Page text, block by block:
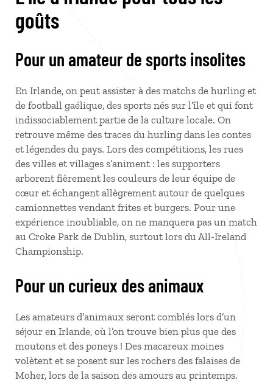
goûts
Pour un amateur de sports insolites
En Irlande, on peut assister à des matchs de hurling et
de football gaélique, des sports nés sur l’île et qui font
indissociablement partie de la culture locale. On
retrouve même des traces du hurling dans les contes
et légendes du pays. Lors des compétitions, les rues
des villes et villages s’animent : les supporters
arborent fièrement les couleurs de leur équipe de
cœur et échangent allègrement autour de quelques
camionnettes vendant frites et burgers. Pour une
expérience inoubliable, on ne manquera pas un match
au Croke Park de Dublin, surtout lors du All-Ireland
Championship.
Pour un curieux des animaux
Les amateurs d’animaux seront comblés lors d’un
séjour en Irlande, où l’on trouve bien plus que des
moutons et des poneys ! Des macareux moines
volètent et se posent sur les rochers des falaises de
Moher, lors de la saison des amours au printemps.